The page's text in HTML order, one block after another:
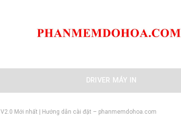
DRIVER MÁY IN
Mới nhất | Hướng dẫn cài đặt – phanmemdohoa.com